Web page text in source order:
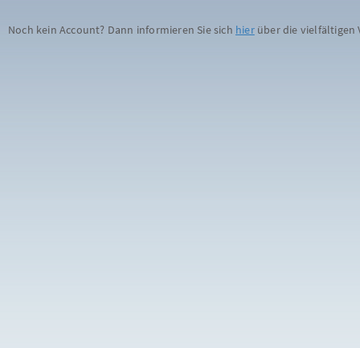
Noch kein Account? Dann informieren Sie sich hierüber die vielfältigen